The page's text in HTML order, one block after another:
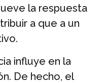
la respuesta
a que a un
influye en la
De hecho, el